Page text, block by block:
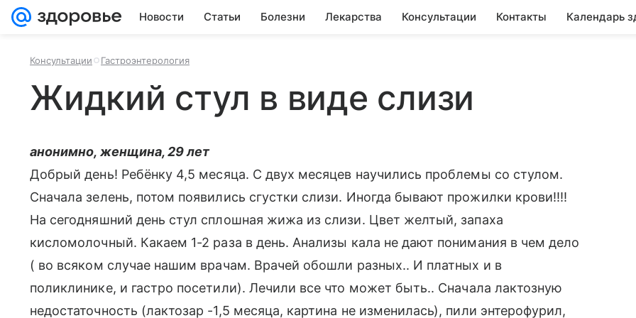
Новости Статьи Болезни Лекарства Консультации Контакты Календарь
Консультации Гастроэнтерология
Жидкий стул в виде слизи
анонимно, женщина, 29 лет
Добрый день! Ребёнку 4,5 месяца. С двух месяцев научились проблемы со стулом.
Сначала зелень, потом появились сгустки слизи. Иногда бывают прожилки крови!!!!
На сегодняшний день стул сплошная жижа из слизи. Цвет желтый, запаха
кисломолочный. Какаем 1-2 раза в день. Анализы кала не дают понимания в чем дело
( во всяком случае нашим врачам. Врачей обошли разных.. И платных и в
поликлинике, и гастро посетили). Лечили все что может быть.. Сначала лактозную
недостаточность (лактозар -1,5 месяца, картина не изменилась), пили энтерофурил,